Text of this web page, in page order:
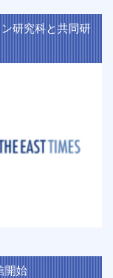
研究科と共同研
開始